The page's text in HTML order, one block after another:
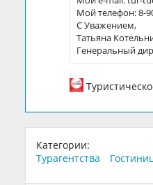
Мой телефон: 8-
С Уважением,
Татьяна
Генеральный
Категории:
Турагентства